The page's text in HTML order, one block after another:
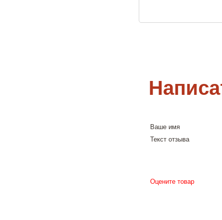
Ваше имя
Текст отзыва
Оцените товар